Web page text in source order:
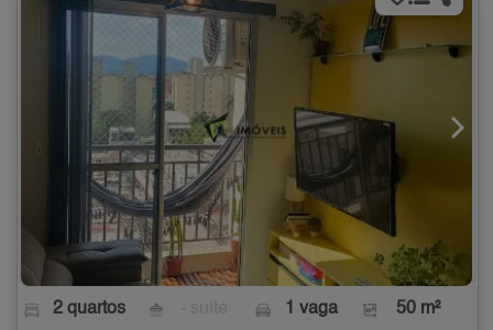
2 quartos 1 vaga 50 m²